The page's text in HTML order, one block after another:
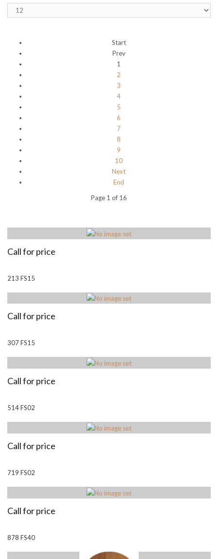
Start
Prev
1
2
3
4
5
6
7
8
9
10
Next
End
Page 1 of 16
Call for price
213 FS15
Call for price
307 FS15
Call for price
514 FS02
Call for price
719 FS02
Call for price
878 FS40